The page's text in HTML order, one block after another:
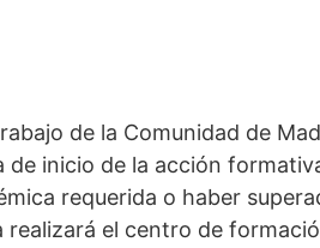
de la Comunidad de
inicio de la acción
requerida o haber
el centro de